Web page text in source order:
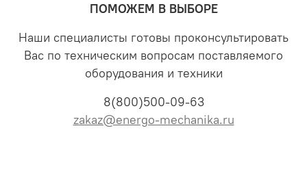
ПОМОЖЕМ В ВЫБОРЕ
Наши специалисты готовы проконсультировать
Вас по техническим вопросам поставляемого
оборудования и техники
8(800)500-09-63
zakaz@energo-mechanika.ru